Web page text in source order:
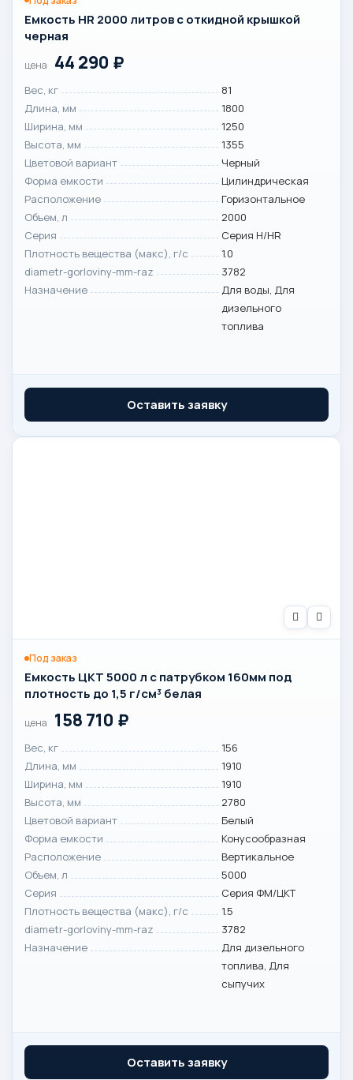
Емкость HR 2000 литров с откидной крышкой
черная
цена 44 290 ₽
Вес, кг
81
Длина, мм
1800
Ширина, мм
1250
Высота, мм
1355
Цветовой вариант
Черный
Форма емкости
Цилиндрическая
Расположение
Горизонтальное
Объем, л
2000
Серия
Серия H/HR
Плотность вещества (макс), г/с
1.0
diametr-gorloviny-mm-raz
3782
Назначение
Для воды, Для
дизельного
топлива
Оставить заявку
Под заказ
Емкость ЦКТ 5000 л с патрубком 160мм под
плотность до 1,5 г/см³ белая
цена 158 710 ₽
Вес, кг
156
Длина, мм
1910
Ширина, мм
1910
Высота, мм
2780
Цветовой вариант
Белый
Форма емкости
Конусообразная
Расположение
Вертикальное
Объем, л
5000
Серия
Серия ФМ/ЦКТ
Плотность вещества (макс), г/с
1.5
diametr-gorloviny-mm-raz
3782
Назначение
Для дизельного
топлива, Для
сыпучих
Оставить заявку